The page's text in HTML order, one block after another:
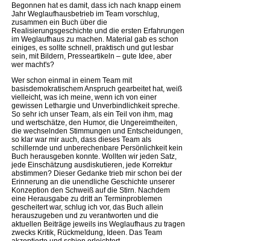
Begonnen hat es damit, dass ich nach knapp einem
Jahr Weglaufhausbetrieb im Team vorschlug,
zusammen ein Buch über die
Realisierungsgeschichte und die ersten Erfahrungen
im Weglaufhaus zu machen. Material gab es schon
einiges, es sollte schnell, praktisch und gut lesbar
sein, mit Bildern, Presseartikeln – gute Idee, aber
wer macht's?
Wer schon einmal in einem Team mit
basisdemokratischem Anspruch gearbeitet hat, weiß
vielleicht, was ich meine, wenn ich von einer
gewissen Lethargie und Unverbindlichkeit spreche.
So sehr ich unser Team, als ein Teil von ihm, mag
und wertschätze, den Humor, die Ungereimtheiten,
die wechselnden Stimmungen und Entscheidungen,
so klar war mir auch, dass dieses Team als
schillernde und unberechenbare Persönlichkeit kein
Buch herausgeben konnte. Wollten wir jeden Satz,
jede Einschätzung ausdiskutieren, jede Korrektur
abstimmen? Dieser Gedanke trieb mir schon bei der
Erinnerung an die unendliche Geschichte unserer
Konzeption den Schweiß auf die Stirn. Nachdem
eine Herausgabe zu dritt an Terminproblemen
gescheitert war, schlug ich vor, das Buch allein
herauszugeben und zu verantworten und die
aktuellen Beiträge jeweils ins Weglaufhaus zu tragen
zwecks Kritik, Rückmeldung, Ideen. Das Team